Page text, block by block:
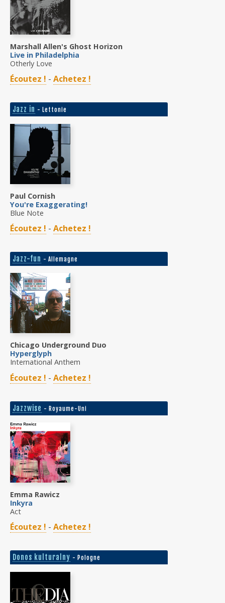
Marshall Allen's Ghost Horizon
Live in Philadelphia
Otherly Love
Écoutez ! - Achetez !
Jazz in - Lettonie
Paul Cornish
You're Exaggerating!
Blue Note
Écoutez ! - Achetez !
Jazz-fun - Allemagne
Chicago Underground Duo
Hyperglyph
International Anthem
Écoutez ! - Achetez !
Jazzwise - Royaume-Uni
Emma Rawicz
Inkyra
Act
Écoutez ! - Achetez !
Donos kulturalny - Pologne